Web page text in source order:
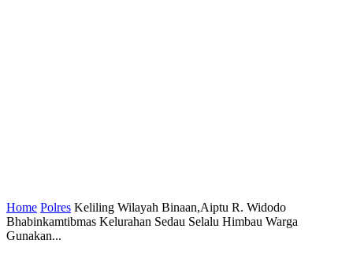
Home Polres Keliling Wilayah Binaan,Aiptu R. Widodo
Bhabinkamtibmas Kelurahan Sedau Selalu Himbau Warga
Gunakan...